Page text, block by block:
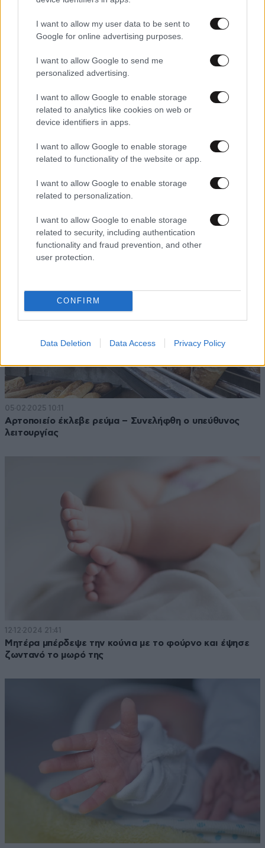
I want to allow my user data to be sent to
Google for online advertising purposes.
I want to allow Google to send me
personalized advertising.
I want to allow Google to enable storage
related to analytics like cookies on web or
device identifiers in apps.
I want to allow Google to enable storage
related to functionality of the website or app.
I want to allow Google to enable storage
related to personalization.
I want to allow Google to enable storage
related to security, including authentication
functionality and fraud prevention, and other
user protection.
CONFIRM
Data Deletion Data Access Privacy Policy
17·03·2025 08:05
Μεγάλη φωτιά σε καφέ – φούρνο δίπλα στο μετρό του
05·02·2025 10:11
Αρτοποιείο έκλεβε ρεύμα – Συνελήφθη ο υπεύθυνος
λειτουργίας
12·12·2024 21:41
Μητέρα μπέρδεψε την κούνια με το φούρνο και έψησε
ζωντανό το μωρό της